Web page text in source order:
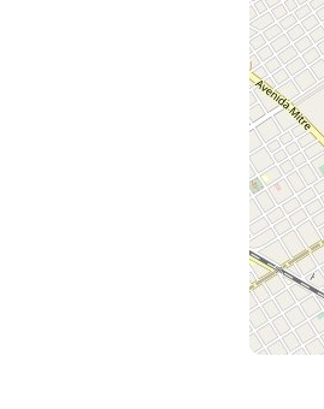
1
2 Villes
3
4
5
6 Lago
7
8 área
9
10
11